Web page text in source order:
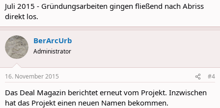
Juli 2015 - Gründungsarbeiten gingen fließend nach Abriss
direkt los.
BerArcUrb
Administrator
16. November 2015 #4
Das Deal Magazin berichtet erneut vom Projekt. Inzwischen
hat das Projekt einen neuen Namen bekommen.